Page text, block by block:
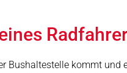
Bushaltestelle kommt